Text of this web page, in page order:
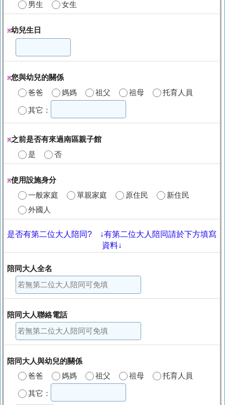
男生 女生
※幼兒生日
※您與幼兒的關係
爸爸 媽媽 祖父 祖母 托育人員
其它：
※之前是否有來過南區親子館
是 否
※使用設施身分
一般家庭 單親家庭 原住民
新住民
外國人
是否有第二位大人陪同? ↓有第二位大人陪同請於下方填寫
資料↓
陪同大人全名
陪同大人聯絡電話
陪同大人與幼兒的關係
爸爸
媽媽 祖父 祖母 托育人員
其它：